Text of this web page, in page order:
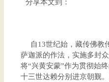
分享本文到：
自13世纪始，藏传佛教
萨迦派的作法，实施多封
将“兴黄安蒙”作为贯彻始
十三世达赖分别进京朝觐